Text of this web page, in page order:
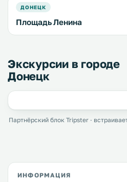
ДОНЕЦК
Площадь Ленина
Экскурсии в городе
Донецк
Партнёрский блок Tripster ·
ИНФОРМАЦИЯ